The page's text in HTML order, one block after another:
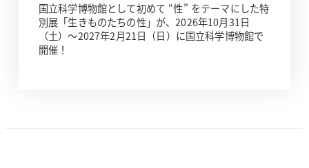
国立科学博物館として初めて “性” をテーマにした特
別展「生きものたちの性」が、2026年10月31日
（土）～2027年2月21日（日）に国立科学博物館で
開催！